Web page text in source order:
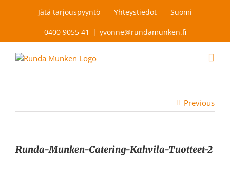
Jätä tarjouspyyntö Yhteystiedot Suomi
0400 9055 41 | yvonne@rundamunken.fi
Previous
Runda-Munken-Catering-Kahvila-Tuotteet-2